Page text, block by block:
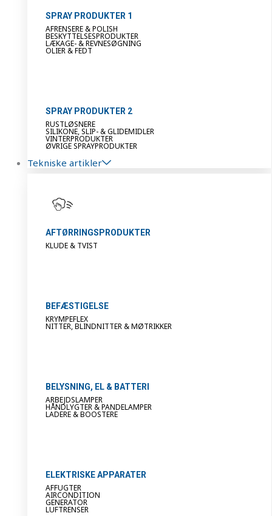
SPRAY PRODUKTER 1
AFRENSERE & POLISH
BESKYTTELSESPRODUKTER
LÆKAGE- & REVNESØGNING
OLIER & FEDT
SPRAY PRODUKTER 2
RUSTLØSNERE
SILIKONE, SLIP- & GLIDEMIDLER
VINTERPRODUKTER
ØVRIGE SPRAYPRODUKTER
Tekniske artikler
AFTØRRINGSPRODUKTER
KLUDE & TVIST
BEFÆSTIGELSE
KRYMPEFLEX
NITTER, BLINDNITTER & MØTRIKKER
BELYSNING, EL & BATTERI
ARBEJDSLAMPER
HÅNDLYGTER & PANDELAMPER
LADERE & BOOSTERE
ELEKTRISKE APPARATER
AFFUGTER
AIRCONDITION
GENERATOR
LUFTRENSER